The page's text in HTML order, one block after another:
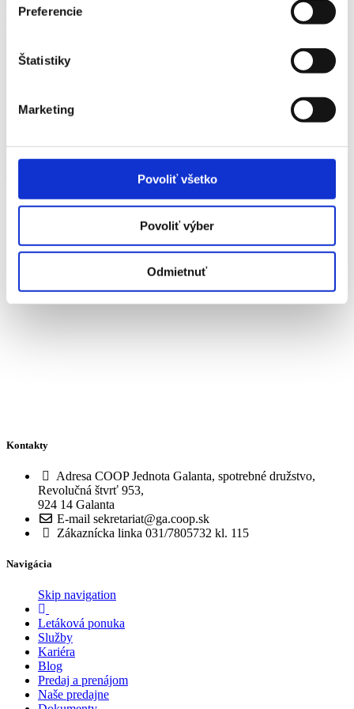
Preferencie
Štatistiky
Marketing
Povoliť všetko
Povoliť výber
Odmietnuť
Kontakty
Adresa COOP Jednota Galanta, spotrebné družstvo,
Revolučná štvrť 953,
924 14 Galanta
E-mail sekretariat@ga.coop.sk
Zákaznícka linka 031/7805732 kl. 115
Navigácia
Skip navigation
Letáková ponuka
Služby
Kariéra
Blog
Predaj a prenájom
Naše predajne